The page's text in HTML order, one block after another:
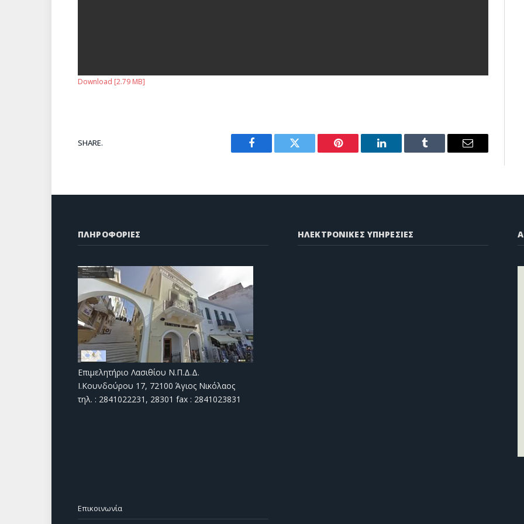
Download [2.79 MB]
SHARE.
Facebook Twitter Pinterest LinkedIn Tumblr Email
ΠΛΗΡΟΦΟΡΙΕΣ
Επιμελητήριο Λασιθίου Ν.Π.Δ.Δ.
Ι.Κουνδούρου 17, 72100 Άγιος Νικόλαος
τηλ. : 2841022231, 28301 fax : 2841023831
ΗΛΕΚΤΡΟΝΙΚΕΣ ΥΠΗΡΕΣΙΕΣ
Επικοινωνία